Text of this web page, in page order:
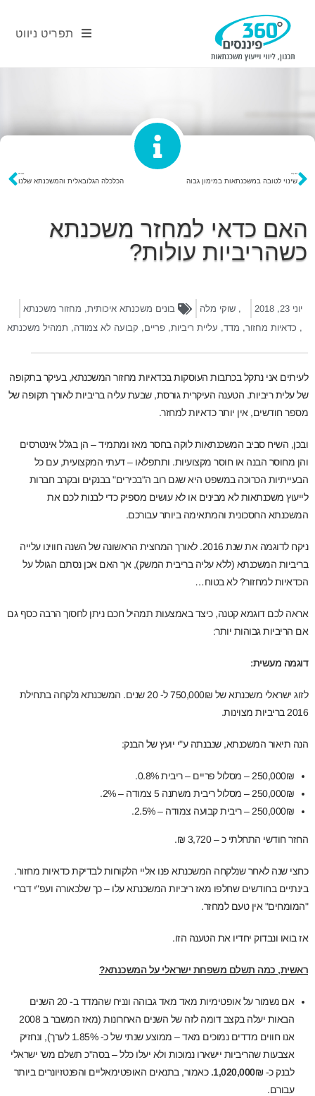
תפריט ניווט
שינוי לטובה במשכנתאות במימון גבוה הכלכלה הגלובאלית והמשכנתא שלנו
האם כדאי למחזר משכנתא
כשהריביות עולות?
יוני 23, 2018 , שוקי מלה בונים משכנתא איכותית, מחזור משכנתא
, כדאיות מחזור, מדד, עליית ריביות, פריים, קבועה לא צמודה, תמהיל משכנתא
לעיתים אני נתקל בכתבות העוסקות בכדאיות מחזור המשכנתא, בעיקר בתקופה
של עלית ריביות. הטענה העיקרית גורסת, שבעת עליה בריביות לאורך תקופה של
מספר חודשים, אין יותר כדאיות למחזר.
ובכן, השיח סביב המשכנתאות לוקה בחסר מאז ומתמיד – הן בגלל אינטרסים
והן מחוסר הבנה או חוסר מקצועיות. ותתפלאו – דעתי המקצועית, עם כל
הבעייתיות הכרוכה במשפט היא שגם רוב ה"בכירים" בבנקים ובקרב חברות
לייעוץ משכנתאות לא מבינים או לא עושים מספיק כדי לבנות לכם את
המשכנתא החסכונית והמתאימה ביותר עבורכם.
ניקח לדוגמה את שנת 2016. לאורך המחצית הראשונה של השנה חווינו עלייה
בריביות המשכנתא (ללא עליה בריבית המשק), אך האם אכן נסתם הגולל על
הכדאיות למחזור? לא בטוח…
אראה לכם דוגמא קטנה, כיצד באמצעות תמהיל חכם ניתן לחסוך הרבה כסף גם
אם הריביות גבוהות יותר:
דוגמה מעשית:
לזוג ישראלי משכנתא של 750,000₪ ל- 20 שנים. המשכנתא נלקחה בתחילת
2016 בריביות מצוינות.
הנה תיאור המשכנתא, שנבנתה ע"י יועץ של הבנק:
250,000₪ – מסלול פריים – ריבית 0.8%.
250,000₪ – מסלול ריבית משתנה 5 צמודה – 2%.
250,000₪ – ריבית קבועה צמודה – 2.5%.
החזר חודשי התחלתי כ – 3,720 ₪.
כחצי שנה לאחר שנלקחה המשכנתא פנו אליי הלקוחות לבדיקת כדאיות מחזור.
בינתיים בחודשים שחלפו מאז ריביות המשכנתא עלו – כך שלכאורה ועפ"י דברי
"המומחים" אין טעם למחזר.
אז בואו ונבדוק יחדיו את הטענה הזו.
ראשית, כמה תשלם משפחת ישראלי על המשכנתא?
אם נשמור על אופטימיות מאד מאד גבוהה ונניח שהמדד ב- 20 השנים
הבאות יעלה בקצב דומה לזה של השנים האחרונות (מאז המשבר ב 2008
אנו חווים מדדים נמוכים מאד – ממוצע שנתי של כ- 1.85% לערך), ונחזיק
אצבעות שהריביות יישארו נמוכות ולא יעלו כלל – בסה"כ תשלם מש' ישראלי
לבנק כ-
כאמור, בתנאים האופטימאליים והפנטזיונרים ביותר
עבורם.